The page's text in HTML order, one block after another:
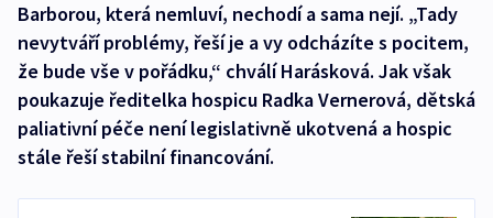
Barborou, která nemluví, nechodí a sama nejí. „Tady
nevytváří problémy, řeší je a vy odcházíte s pocitem,
že bude vše v pořádku,“ chválí Harásková. Jak však
poukazuje ředitelka hospicu Radka Vernerová, dětská
paliativní péče není legislativně ukotvená a hospic
stále řeší stabilní financování.